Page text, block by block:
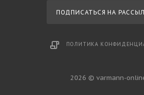
ПОДПИСАТЬСЯ НА
ПОЛИТИКА
2026 © varmann-